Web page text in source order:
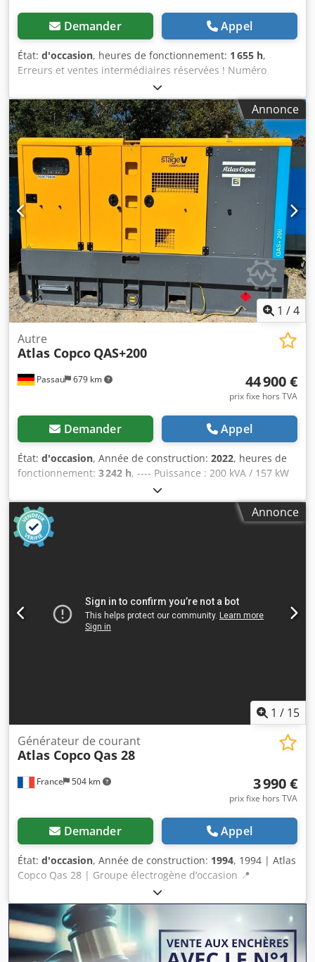
Demander Appel
État: d'occasion, heures de fonctionnement: 1 655 h,
Erreurs et ventes intermédiaires réservées ! Numéro
interne : 1433. Moteur PERKINS. Le véhicule n’a pas été
remis à neuf. Cjdpfx Aszp Avksguoha Livraison possible
dans toute l’Allemagne moyennant un supplément. Erreurs
et ventes intermédiaires réservées. Nous reprenons votre
ancien véhicule avec plaisir. Financement/location
possible, même sans apport initial ! Vous avez d’autres
questions ? Nous serons heureux de vous conseiller !
Annonce
1 /4
Passau 679 km
Autre
Atlas Copco QAS+200
44 900 €
prix fixe hors TVA
Demander Appel
État: d'occasion, Année de construction: 2022, heures de
fonctionnement: 3 242 h, ---- Puissance : 200 kVA / 157 kW
Réservoir de carburant : 585 litres Csdszrkuaspfx Agujha
Nombre d’heures de fonctionnement : 3 242 h, année de
fabrication : 12/2022 Prises de courant : 125 A, 63 A, 32 A,
16 A + prise de courant spéciale Disjoncteur différentiel de
type B
Annonce
1 / 15
France 504 km
Générateur de courant
Atlas Copco Qas 28
3 990 €
prix fixe hors TVA
Demander Appel
État: d'occasion, Année de construction: 1994, 1994 | Atlas
Copco Qas 28 | Groupe électrogène d’occasion 📍
Emplacement : France 🚛 Livraison possible à votre
destination – Utilisez notre calculateur d’expédition pour
estimer les frais de transport ! 💰 Achetez-le maintenant
pour 4 000 EUR ou faites une offre. Paiement à la livraison
possible moyennant des frais abordables (sous réserve